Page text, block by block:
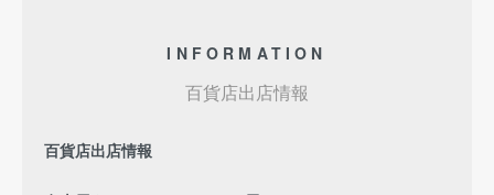
INFORMATION
百貨店出店情報
百貨店出店情報